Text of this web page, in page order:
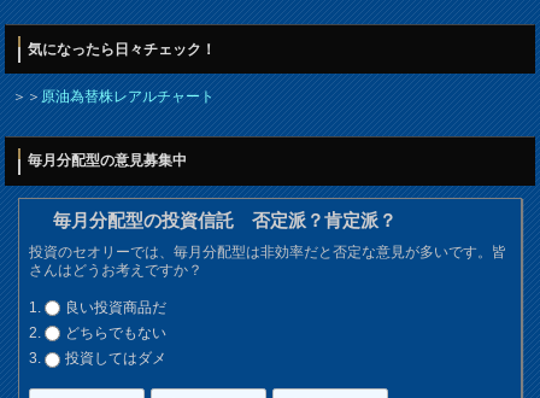
気になったら日々チェック！
＞＞原油為替株レアルチャート
毎月分配型の意見募集中
毎月分配型の投資信託 否定派？肯定派？
投資のセオリーでは、毎月分配型は非効率だと否定な意見が多いです。皆
さんはどうお考えですか？
良い投資商品だ
どちらでもない
投資してはダメ